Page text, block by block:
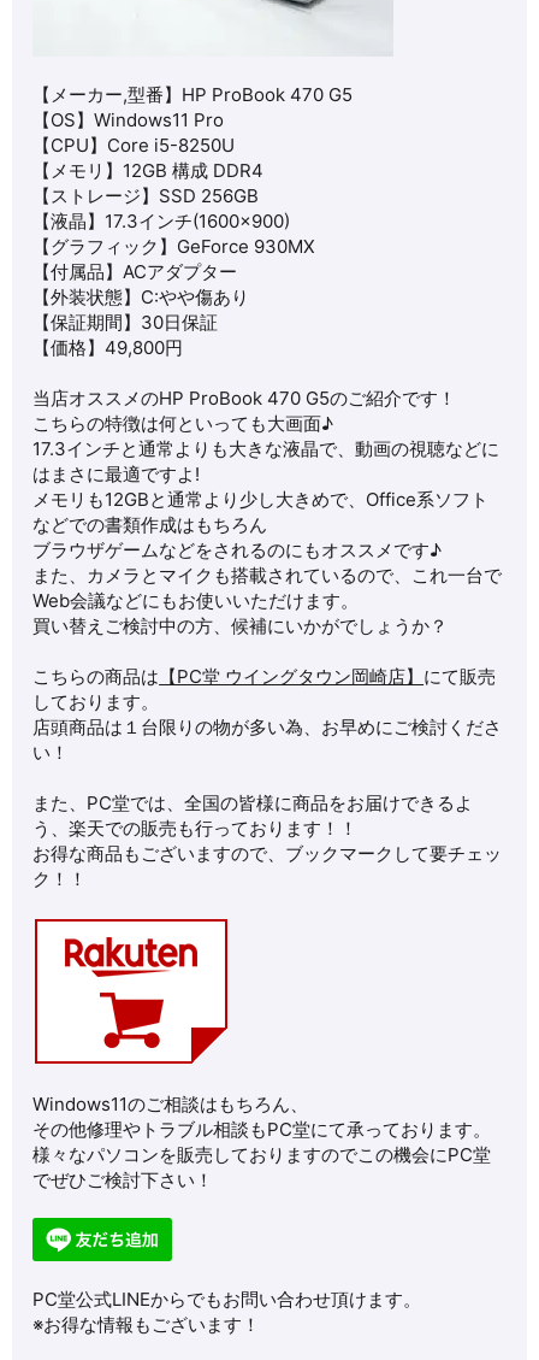
【メーカー,型番】HP ProBook 470 G5
【OS】Windows11 Pro
【CPU】 Core i5-8250U
【メモリ】12GB 構成 DDR4
【ストレージ】SSD 256GB
【液晶】 17.3インチ(1600×900)
【グラフィック】 GeForce 930MX
【付属品】ACアダプター
【外装状態】C:やや傷あり
【保証期間】30日保証
【価格】49,800円
当店オススメのHP ProBook 470 G5のご紹介です！
こちらの特徴は何といっても大画面♪
17.3インチと通常よりも大きな液晶で、動画の視聴などに
はまさに最適ですよ!
メモリも12GBと通常より少し大きめで、Office系ソフト
などでの書類作成はもちろん
ブラウザゲームなどをされるのにもオススメです♪
また、カメラとマイクも搭載されているので、これ一台で
Web会議などにもお使いいただけます。
買い替えご検討中の方、候補にいかがでしょうか？
こちらの商品は 【PC堂 ウイングタウン岡崎店】 にて販売
しております。
店頭商品は１台限りの物が多い為、お早めにご検討くださ
い！
また、PC堂では、全国の皆様に商品をお届けできるよ
う、楽天での販売も行っております！！
お得な商品もございますので、ブックマークして要チェッ
ク！！
Windows11のご相談はもちろん、
その他修理やトラブル相談もPC堂にて承っております。
様々なパソコンを販売しておりますのでこの機会にPC堂
でぜひご検討下さい！
PC堂公式LINEからでもお問い合わせ頂けます。
※お得な情報もございます！